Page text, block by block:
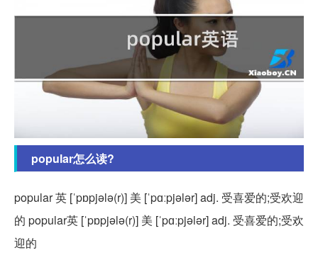
popular怎么读?
popular 英 [ˈpɒpjələ(r)] 美 [ˈpɑːpjələr] adj. 受喜爱的;受欢迎
的 popular英 [ˈpɒpjələ(r)] 美 [ˈpɑːpjələr] adj. 受喜爱的;受欢
迎的